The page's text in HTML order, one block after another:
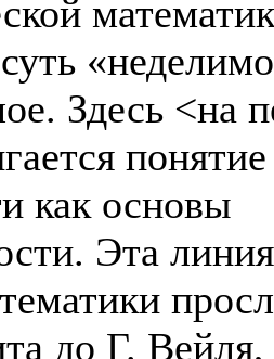
Здесь <на
как основы
Эта
до Г.